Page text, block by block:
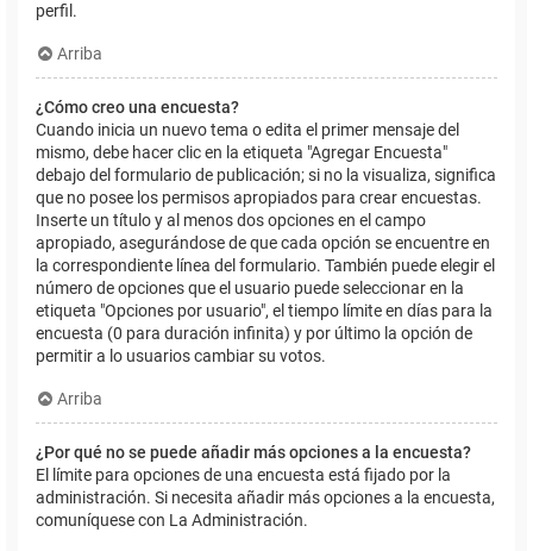
perfil.
Arriba
¿Cómo creo una encuesta?
Cuando inicia un nuevo tema o edita el primer mensaje del
mismo, debe hacer clic en la etiqueta "Agregar Encuesta"
debajo del formulario de publicación; si no la visualiza, significa
que no posee los permisos apropiados para crear encuestas.
Inserte un título y al menos dos opciones en el campo
apropiado, asegurándose de que cada opción se encuentre en
la correspondiente línea del formulario. También puede elegir el
número de opciones que el usuario puede seleccionar en la
etiqueta "Opciones por usuario", el tiempo límite en días para la
encuesta (0 para duración infinita) y por último la opción de
permitir a lo usuarios cambiar su votos.
Arriba
¿Por qué no se puede añadir más opciones a la encuesta?
El límite para opciones de una encuesta está fijado por la
administración. Si necesita añadir más opciones a la encuesta,
comuníquese con La Administración.